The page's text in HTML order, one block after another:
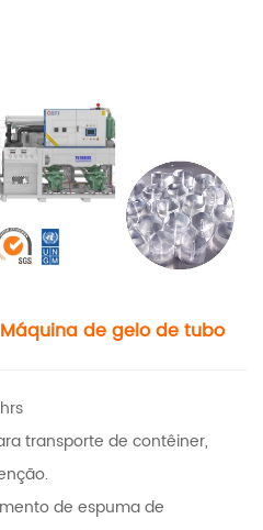
Máquina de gelo de tubo
transporte de contêiner,
de espuma de